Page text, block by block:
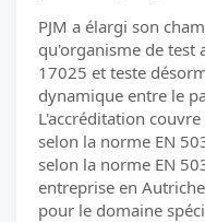
PJM a élargi son
qu'organisme de test
17025 et teste
dynamique entre le
L'accréditation
selon la norme EN
selon la norme EN
entreprise en
pour le domaine